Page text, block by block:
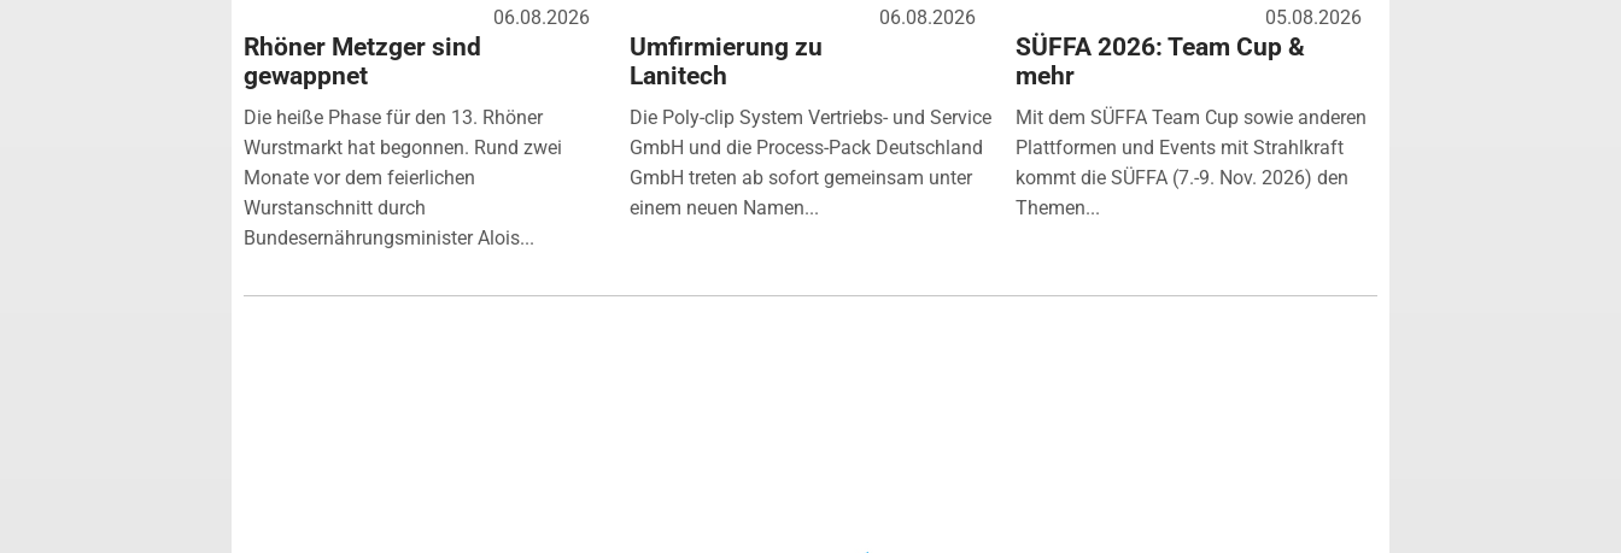
06.08.2026
Rhöner Metzger sind
gewappnet
Die heiße Phase für den 13. Rhöner
Wurstmarkt hat begonnen. Rund zwei
Monate vor dem feierlichen
Wurstanschnitt durch
Bundesernährungsminister Alois...
06.08.2026
Umfirmierung zu
Lanitech
Die Poly-clip System Vertriebs- und Service
GmbH und die Process-Pack Deutschland
GmbH treten ab sofort gemeinsam unter
einem neuen Namen...
05.08.2026
SÜFFA 2026: Team Cup &
mehr
Mit dem SÜFFA Team Cup sowie anderen
Plattformen und Events mit Strahlkraft
kommt die SÜFFA (7.-9. Nov. 2026) den
Themen...